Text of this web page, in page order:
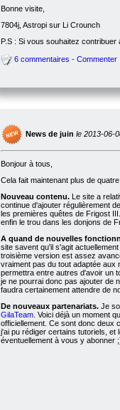
Bonne visite,
7804j, Astropi sur Li Crounch
P.S : Si vous souhaitez
6 commentaires - Commenter
News de juin le 2013-06-
Bonjour à tous,
Cela fait maintenant plus de
Nouveau contenu. Le site a
continue d'ajouter régulièrement
les premières quêtes de Frigost
enfin le trou dans les donjons de
A quand de nouvelles
site savent qu'il s'agit
troisième version est assez
vraiment pas du tout adaptée aux
permettra entre autres d'avoir un
je ne pourrai donc pas ajouter de
faudra certainement attendre de
De nouveaux partenariats. Je
GilaTeam . Voici déjà un moment
officiellement. Ce sont donc deux
j'ai pu rédiger certains tutoriels,
éventuellement à vous y abonner